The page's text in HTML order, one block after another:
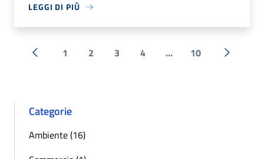
LEGGI DI PIÙ
« Precedente
1 2 3 4 ... 10
Categorie
Ambiente (16)